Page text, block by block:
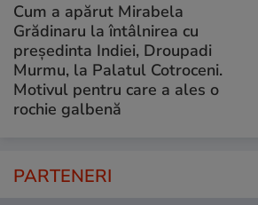
Cum a apărut Mirabela
Grădinaru la întâlnirea cu
președinta Indiei, Droupadi
Murmu, la Palatul Cotroceni.
Motivul pentru care a ales o
rochie galbenă
PARTENERI